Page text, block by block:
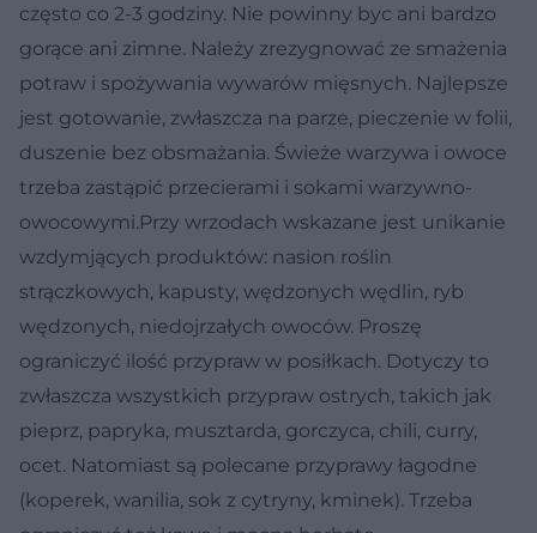
często co 2-3 godziny. Nie powinny byc ani bardzo
gorące ani zimne. Należy zrezygnować ze smażenia
potraw i spożywania wywarów mięsnych. Najlepsze
jest gotowanie, zwłaszcza na parze, pieczenie w folii,
duszenie bez obsmażania. Świeże warzywa i owoce
trzeba zastąpić przecierami i sokami warzywno-
owocowymi.Przy wrzodach wskazane jest unikanie
wzdymjących produktów: nasion roślin
strączkowych, kapusty, wędzonych wędlin, ryb
wędzonych, niedojrzałych owoców. Proszę
ograniczyć ilość przypraw w posiłkach. Dotyczy to
zwłaszcza wszystkich przypraw ostrych, takich jak
pieprz, papryka, musztarda, gorczyca, chili, curry,
ocet. Natomiast są polecane przyprawy łagodne
(koperek, wanilia, sok z cytryny, kminek). Trzeba